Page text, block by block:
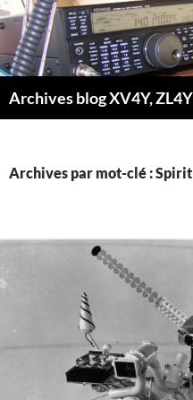
Aller
au
contenu
Archives blog XV4Y,
Archives par mot-clé : Spirit